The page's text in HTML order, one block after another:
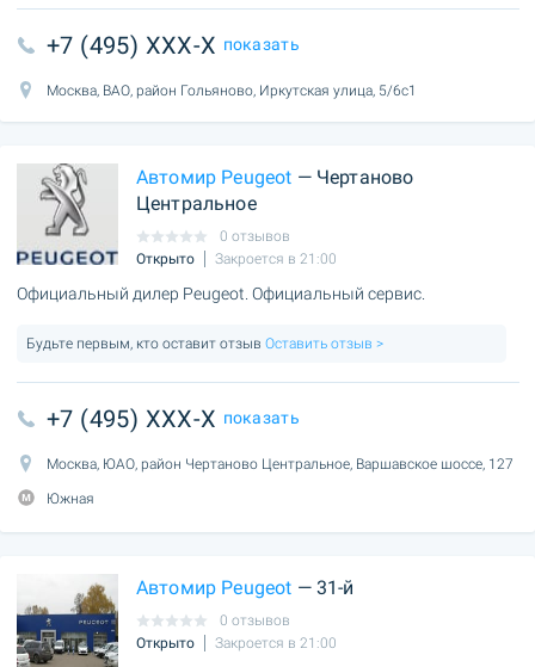
+7 (495) XXX-X показать
Москва, ВАО, район Гольяново, Иркутская улица, 5/6с1
Автомир Peugeot — Чертаново
Центральное
0 отзывов
Открыто
Закроется в 21:00
Официальный дилер Peugeot. Официальный сервис.
Будьте первым, кто оставит отзыв Оставить отзыв >
+7 (495) XXX-X показать
Москва, ЮАО, район Чертаново Центральное, Варшавское шоссе, 127
Южная
Автомир Peugeot — 31-й
0 отзывов
Открыто
Закроется в 21:00